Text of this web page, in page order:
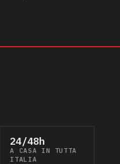
24/48h
A CASA IN TUTTA
ITALIA